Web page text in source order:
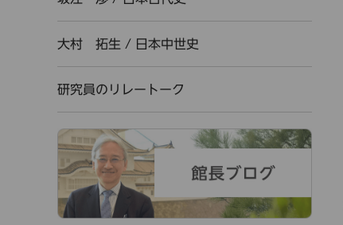
大村 拓生 / 日本中世史
研究員のリレートーク